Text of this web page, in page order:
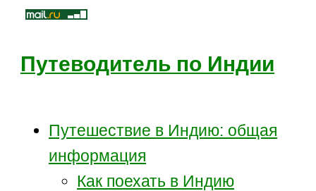
Путеводитель по Индии
Путешествие в Индию: общая
информация
Как поехать в Индию